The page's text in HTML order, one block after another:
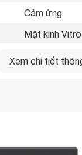
Cảm ứng
Mặt kính
Chỉ sử dụng
Xem chi tiết